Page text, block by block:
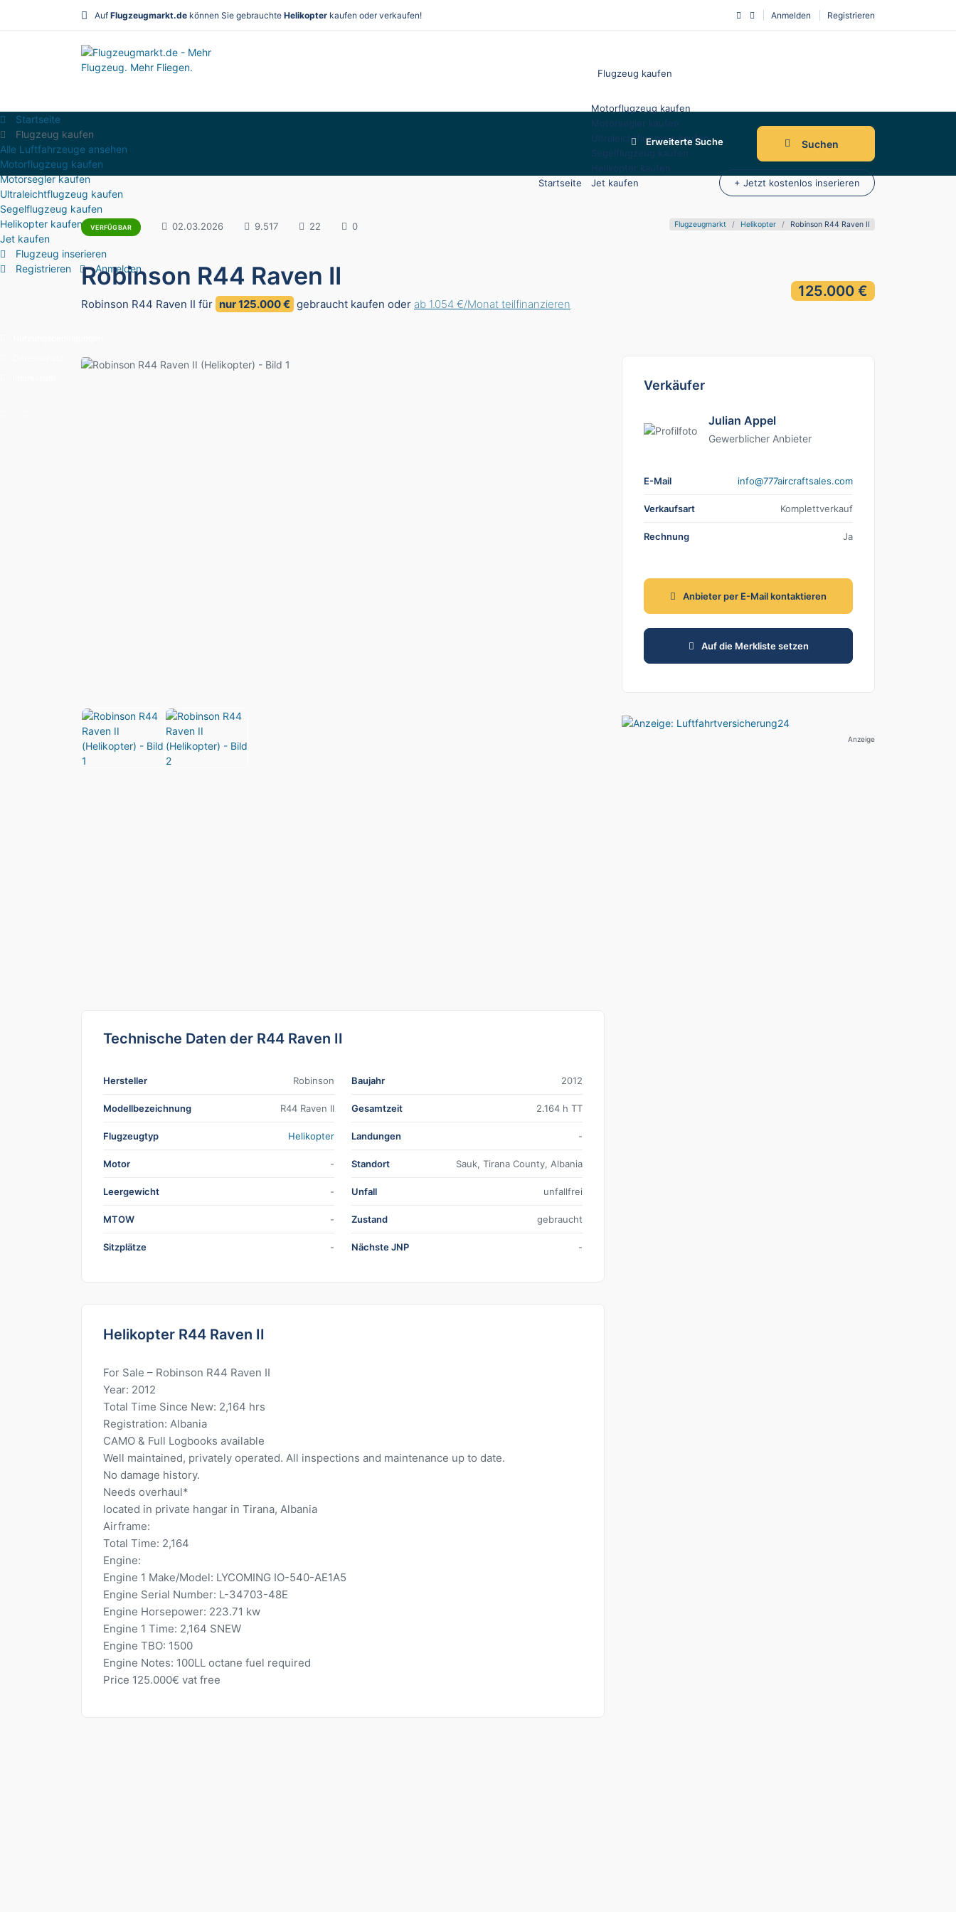
Auf Flugzeugmarkt.de können Sie gebrauchte Helikopter kaufen oder verkaufen! Anmelden Registrieren
Startseite
Flugzeug kaufen
Motorflugzeug kaufen
Motorsegler kaufen
Ultraleichtflugzeug kaufen
Segelflugzeug kaufen
Helikopter kaufen
Jet kaufen
+ Jetzt kostenlos inserieren
Startseite
Flugzeug kaufen
Alle Luftfahrzeuge ansehen
Motorflugzeug kaufen
Motorsegler kaufen
Ultraleichtflugzeug kaufen
Segelflugzeug kaufen
Helikopter kaufen
Jet kaufen
Flugzeug inserieren
Registrieren
Anmelden
Erweiterte Suche Suchen
VERFÜGBAR 02.03.2026 9.517 22 0 Flugzeugmarkt Helikopter Robinson R44 Raven II
Robinson R44 Raven II
Robinson R44 Raven II für nur 125.000 € gebraucht kaufen oder ab 1.054 €/Monat teilfinanzieren
125.000 €
Technische Daten der R44 Raven II
Hersteller Robinson
Modellbezeichnung R44 Raven II
Flugzeugtyp Helikopter
Motor -
Leergewicht -
MTOW -
Sitzplätze -
Baujahr 2012
Gesamtzeit 2.164 h TT
Landungen -
Standort Sauk, Tirana County, Albania
Unfall unfallfrei
Zustand gebraucht
Nächste JNP -
Helikopter R44 Raven II
For Sale – Robinson R44 Raven II
Year: 2012
Total Time Since New: 2,164 hrs
Registration: Albania
CAMO & Full Logbooks available
Well maintained, privately operated. All inspections and maintenance up to date.
No damage history.
Needs overhaul*
located in private hangar in Tirana, Albania
Airframe:
Total Time: 2,164
Engine:
Engine 1 Make/Model: LYCOMING IO-540-AE1A5
Engine Serial Number: L-34703-48E
Engine Horsepower: 223.71 kw
Engine 1 Time: 2,164 SNEW
Engine TBO: 1500
Engine Notes: 100LL octane fuel required
Price 125.000€ vat free
Verkäufer
Julian Appel
Gewerblicher Anbieter
E-Mail moc.selastfarcria777@ofni
Verkaufsart Komplettverkauf
Rechnung Ja
Anbieter per E-Mail kontaktieren
Auf die Merkliste setzen
Anzeige